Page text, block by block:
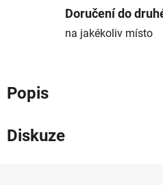
Doručení do
na jakékoliv místo
Popis
Diskuze